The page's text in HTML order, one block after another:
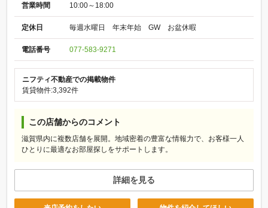
営業時間 10:00～18:00
定休日 毎週水曜日 年末年始 GW お盆休暇
電話番号 077-583-9271
ニフティ不動産での掲載物件
賃貸物件:3,392件
この店舗からのコメント
滋賀県内に複数店舗を展開。地域密着の豊富な情報力で、お客様一人
ひとりに最適なお部屋探しをサポートします。
詳細を見る